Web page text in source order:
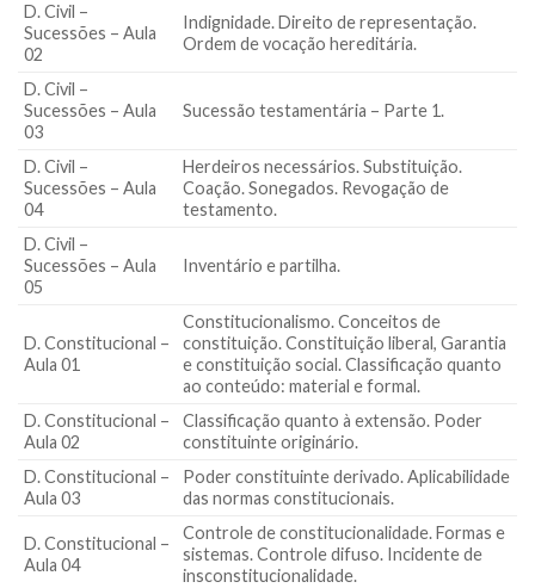
D. Civil –
Sucessões – Aula
02
Indignidade. Direito de representação.
Ordem de vocação hereditária.
D. Civil –
Sucessões – Aula
03
Sucessão testamentária – Parte 1.
D. Civil –
Sucessões – Aula
04
Herdeiros necessários. Substituição.
Coação. Sonegados. Revogação de
testamento.
D. Civil –
Sucessões – Aula
05
Inventário e partilha.
D. Constitucional –
Aula 01
Constitucionalismo. Conceitos de
constituição. Constituição liberal, Garantia
e constituição social. Classificação quanto
ao conteúdo: material e formal.
D. Constitucional –
Aula 02
Classificação quanto à extensão. Poder
constituinte originário.
D. Constitucional –
Aula 03
Poder constituinte derivado. Aplicabilidade
das normas constitucionais.
D. Constitucional –
Aula 04
Controle de constitucionalidade. Formas e
sistemas. Controle difuso. Incidente de
insconstitucionalidade.